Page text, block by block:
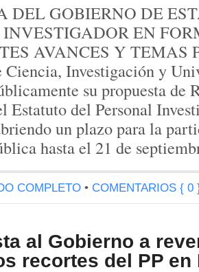
DEL GOBIERNO DE
EN
AVANCES Y TEMAS
Investigación y
su propuesta de
Estatuto del Personal
un plazo para la
hasta el 21 de
COMPLETO • COMENTARIOS { 0
al Gobierno a
recortes del PP en